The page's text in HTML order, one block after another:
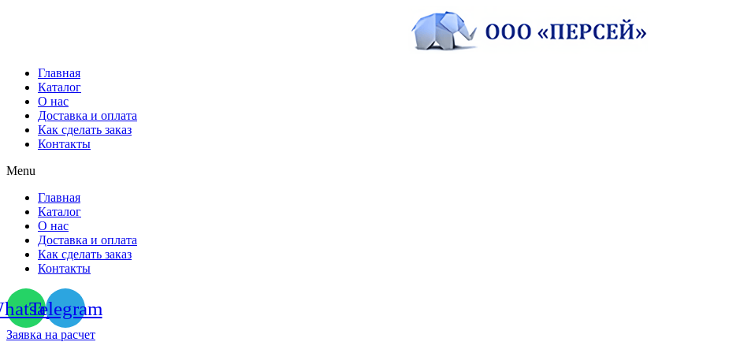
Главная
Каталог
О нас
Доставка и оплата
Как сделать заказ
Контакты
Menu
Главная
Каталог
О нас
Доставка и оплата
Как сделать заказ
Контакты
Telegram
Заявка на расчет